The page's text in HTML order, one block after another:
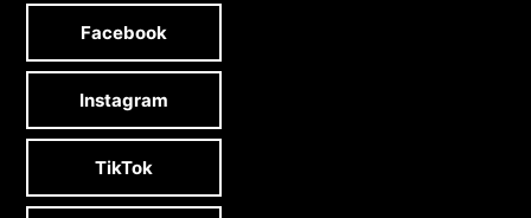
Facebook
Instagram
TikTok